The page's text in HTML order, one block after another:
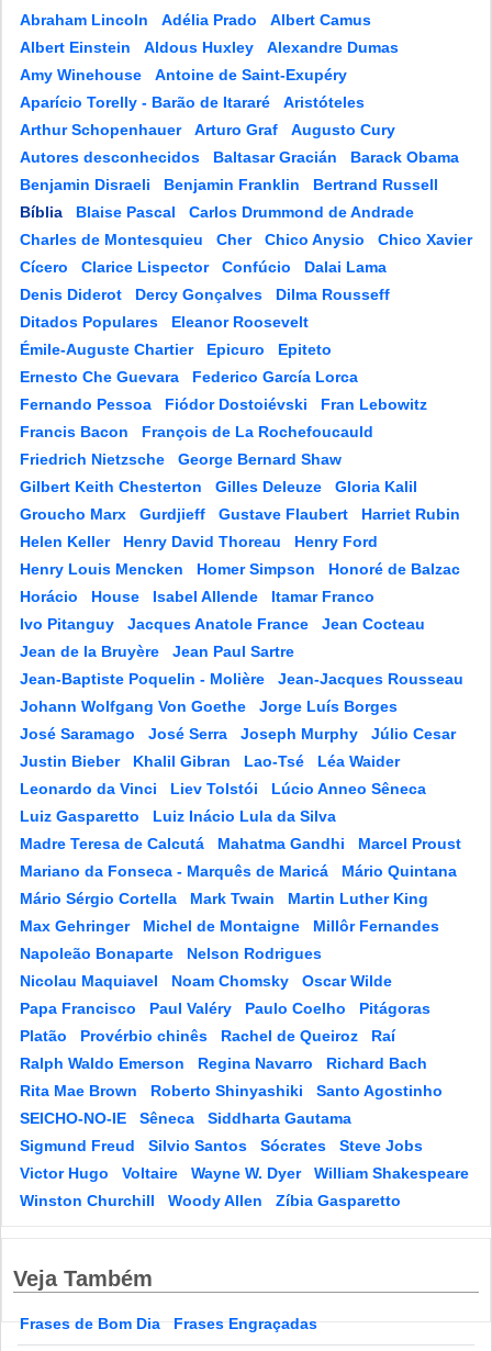
Abraham Lincoln Adélia Prado
Albert Camus
Albert Einstein
Aldous Huxley
Alexandre Dumas
Amy Winehouse
Antoine de Saint-Exupéry
Aparício Torelly - Barão de Itararé
Aristóteles
Arthur Schopenhauer
Arturo Graf
Augusto Cury
Autores desconhecidos
Baltasar Gracián
Barack Obama
Benjamin Disraeli
Benjamin Franklin
Bertrand Russell
Bíblia
Blaise Pascal
Carlos Drummond de Andrade
Charles de Montesquieu
Cher Chico Anysio
Chico Xavier
Cícero
Clarice Lispector Confúcio
Dalai Lama
Denis Diderot
Dercy Gonçalves
Dilma Rousseff
Ditados Populares
Eleanor Roosevelt
Émile-Auguste Chartier
Epicuro
Epiteto
Ernesto Che Guevara
Federico García Lorca
Fernando Pessoa
Fiódor Dostoiévski
Fran Lebowitz
Francis Bacon
François de La Rochefoucauld
Friedrich Nietzsche
George Bernard Shaw
Gilbert Keith Chesterton
Gilles Deleuze
Gloria Kalil
Groucho Marx
Gurdjieff Gustave Flaubert
Harriet Rubin
Helen Keller
Henry David Thoreau
Henry Ford
Henry Louis Mencken
Homer Simpson
Honoré de Balzac
Horácio
House Isabel Allende
Itamar Franco
Ivo Pitanguy
Jacques Anatole France
Jean Cocteau
Jean de la Bruyère
Jean Paul Sartre
Jean-Baptiste Poquelin - Molière
Jean-Jacques Rousseau
Johann Wolfgang Von Goethe
Jorge Luís Borges
José Saramago
José Serra Joseph Murphy
Júlio Cesar
Justin Bieber
Khalil Gibran Lao-Tsé
Léa Waider
Leonardo da Vinci
Liev Tolstói
Lúcio Anneo Sêneca
Luiz Gasparetto
Luiz Inácio Lula da Silva
Madre Teresa de Calcutá
Mahatma Gandhi
Marcel Proust
Mariano da Fonseca - Marquês de Maricá
Mário Quintana
Mário Sérgio Cortella
Mark Twain
Martin Luther King
Max Gehringer
Michel de Montaigne
Millôr Fernandes
Napoleão Bonaparte
Nelson Rodrigues
Nicolau Maquiavel
Noam Chomsky
Oscar Wilde
Papa Francisco
Paul Valéry Paulo Coelho
Pitágoras
Platão
Provérbio chinês Rachel de Queiroz
Raí
Ralph Waldo Emerson
Regina Navarro
Richard Bach
Rita Mae Brown
Roberto Shinyashiki
Santo Agostinho
SEICHO-NO-IE
Sêneca
Siddharta Gautama
Sigmund Freud
Silvio Santos Sócrates
Steve Jobs
Victor Hugo
Voltaire Wayne W. Dyer
William Shakespeare
Winston Churchill
Woody Allen Zíbia Gasparetto
Veja Também
Frases de Bom Dia Frases Engraçadas